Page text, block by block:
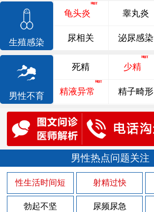
生殖感染
龟头炎 睾丸炎
尿相关 泌尿感染
男性不育
死精 少精
精液异常 精子畸形
男性热点问题关注
性生活时间短 射精过快
勃起不坚 尿频尿急